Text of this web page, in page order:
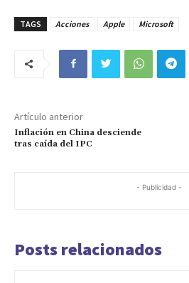
TAGS Acciones Apple Microsoft
Artículo anterior
Inflación en China desciende
tras caída del IPC
- Publicidad -
Posts relacionados